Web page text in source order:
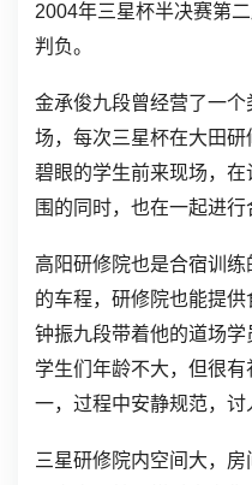
2004年三星杯半决赛第
判负。
金承俊九段曾经营了一
场，每次三星杯在大田
碧眼的学生前来现场，
围的同时，也在一起进行
高阳研修院也是合宿训
的车程，研修院也能提
钟振九段带着他的道场学
学生们年龄不大，但很
一，过程中安静规范，讨
三星研修院内空间大，